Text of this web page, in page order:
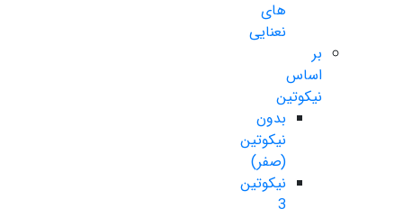
های
نعنایی
بر
اساس
نیکوتین
بدون
نیکوتین
(صفر)
نیکوتین
3